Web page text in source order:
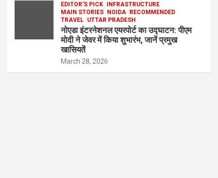
EDITOR'S PICK
INFRASTRUCTURE
MAIN STORIES
NOIDA
RECOMMENDED
TRAVEL UTTAR PRADESH
नोएडा इंटरनेशनल एयरपोर्ट का उद्घाटन: पीएम
मोदी ने जेवर में किया शुभारंभ, जानें प्रमुख
खासियतें
March 28, 2026